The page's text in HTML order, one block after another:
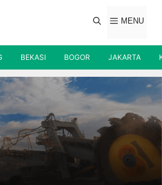
MENU
BEKASI BOGOR JAKARTA